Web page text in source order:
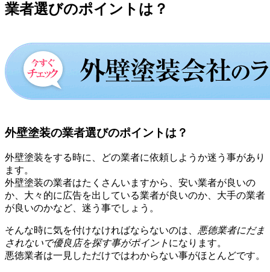
業者選びのポイントは？
外壁塗装の業者選びのポイントは？
外壁塗装をする時に、どの業者に依頼しようか迷う事があり
ます。
外壁塗装の業者はたくさんいますから、安い業者が良いの
か、大々的に広告を出している業者が良いのか、大手の業者
が良いのかなど、迷う事でしょう。
そんな時に気を付けなければならないのは、 悪徳業者にだま
されないで優良店を探す事がポイント になります。
悪徳業者は一見しただけではわからない事がほとんどです。